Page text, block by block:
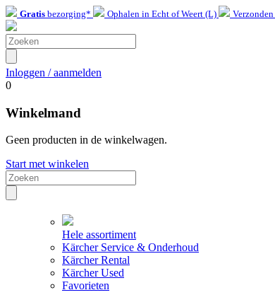
Gratis bezorging* Ophalen in Echt of Weert (L) Verzonden
Inloggen / aanmelden
0
Winkelmand
Geen producten in de winkelwagen.
Start met winkelen
Hele assortiment
Kärcher Service & Onderhoud
Kärcher Rental
Kärcher Used
Favorieten